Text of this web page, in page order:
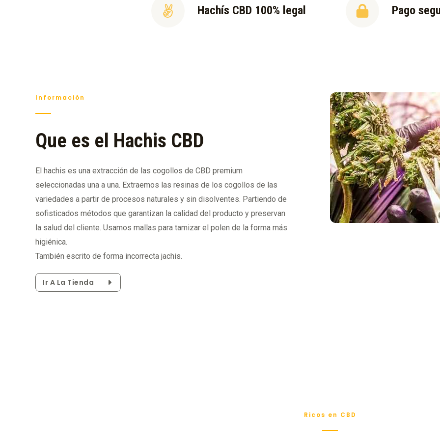
Hachís CBD 100% legal Pago
Información
Que es el Hachis CBD
El hachis es una extracción de las cogollos de CBD premium
seleccionadas una a una. Extraemos las resinas de los cogollos de las
variedades a partir de procesos naturales y sin disolventes. Partiendo de
sofisticados métodos que garantizan la calidad del producto y preservan
la salud del cliente. Usamos mallas para tamizar el polen de la forma más
higiénica.
También escrito de forma incorrecta jachis.
Ir A La Tienda
Ricos en CBD